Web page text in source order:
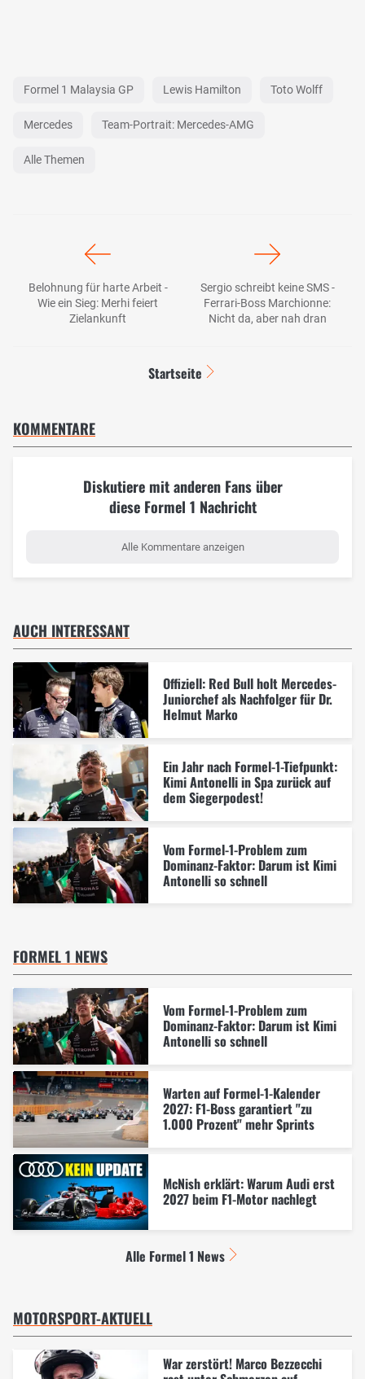
Formel 1 Malaysia GP Lewis Hamilton Toto Wolff
Mercedes Team-Portrait: Mercedes-AMG
Alle Themen
Belohnung für harte Arbeit -
Wie ein Sieg: Merhi feiert
Zielankunft
Sergio schreibt keine SMS -
Ferrari-Boss Marchionne:
Nicht da, aber nah dran
Startseite
KOMMENTARE
Diskutiere mit anderen Fans über
diese Formel 1 Nachricht
Alle Kommentare anzeigen
AUCH INTERESSANT
Offiziell: Red Bull holt Mercedes-
Juniorchef als Nachfolger für Dr.
Helmut Marko
Ein Jahr nach Formel-1-Tiefpunkt:
Kimi Antonelli in Spa zurück auf
dem Siegerpodest!
Vom Formel-1-Problem zum
Dominanz-Faktor: Darum ist Kimi
Antonelli so schnell
FORMEL 1 NEWS
Vom Formel-1-Problem zum
Dominanz-Faktor: Darum ist Kimi
Antonelli so schnell
Warten auf Formel-1-Kalender
2027: F1-Boss garantiert "zu
1.000 Prozent" mehr Sprints
McNish erklärt: Warum Audi erst
2027 beim F1-Motor nachlegt
Alle Formel 1 News
MOTORSPORT-AKTUELL
War zerstört! Marco Bezzecchi